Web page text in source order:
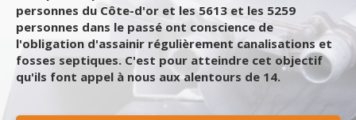
personnes du Côte-d'or et les 5613 et les 5259
personnes dans le passé ont conscience de
l'obligation d'assainir régulièrement canalisations et
fosses septiques. C'est pour atteindre cet objectif
qu'ils font appel à nous aux alentours de 14.